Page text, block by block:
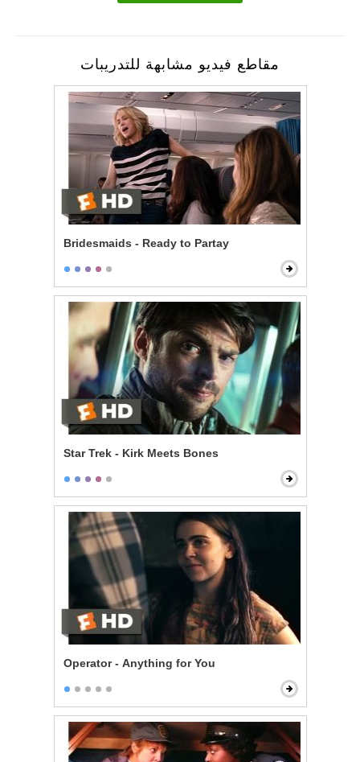
مقاطع فيديو مشابهة للتدريبات
Bridesmaids - Ready to Partay
Star Trek - Kirk Meets Bones
Operator - Anything for You